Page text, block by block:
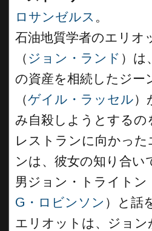
ロサンゼルス 。
石油地質学者のエリオ
（ ジョン・ランド ）は
の資産を相続したジー
（ゲイル・ラッセル）
み自殺しようとするの
レストランに向かっ
ンは、彼女の知り合い
男ジョン・トライトン
G・ロビンソン ）と話
エリオットは、ジョン